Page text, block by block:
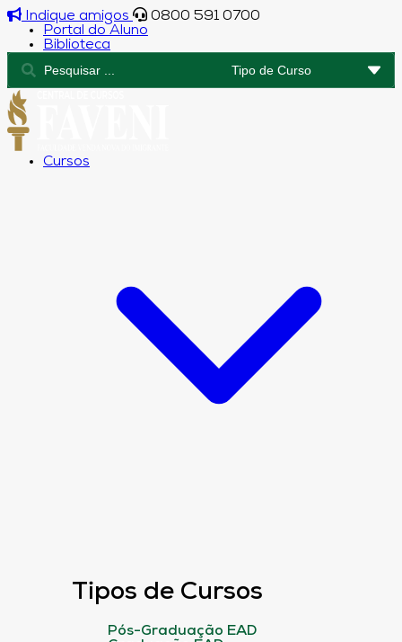
Indique amigos
0800 591 0700
Portal do Aluno
Biblioteca
Cursos
Tipos de Cursos
Pós-Graduação EAD